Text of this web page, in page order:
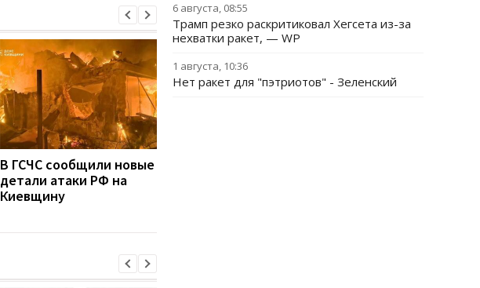
В ГСЧС сообщили новые
детали атаки РФ на
Киевщину
6 августа, 08:55
Трамп резко раскритиковал Хегсета из-за
нехватки ракет, — WP
1 августа, 10:36
Нет ракет для "пэтриотов" - Зеленский